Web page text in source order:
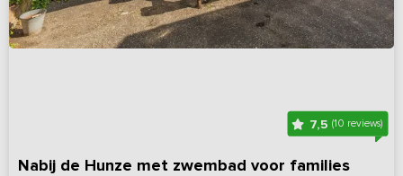
7,5(10 reviews)
Nabij de Hunze met zwembad voor families